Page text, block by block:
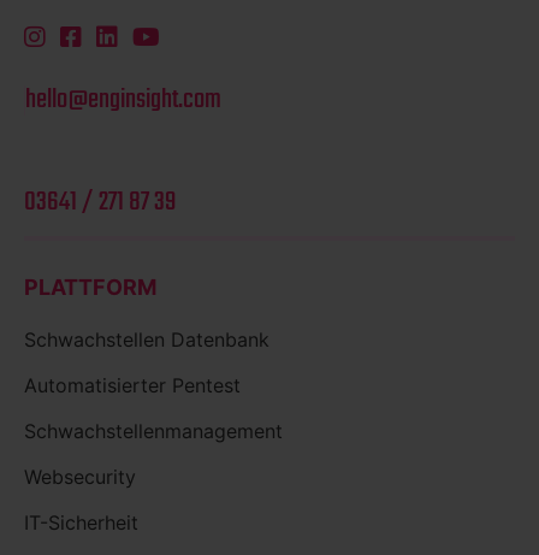
hello@enginsight.com
03641 / 271 87 39
PLATTFORM
Schwachstellen Datenbank
Automatisierter Pentest
Schwachstellenmanagement
Websecurity
IT-Sicherheit